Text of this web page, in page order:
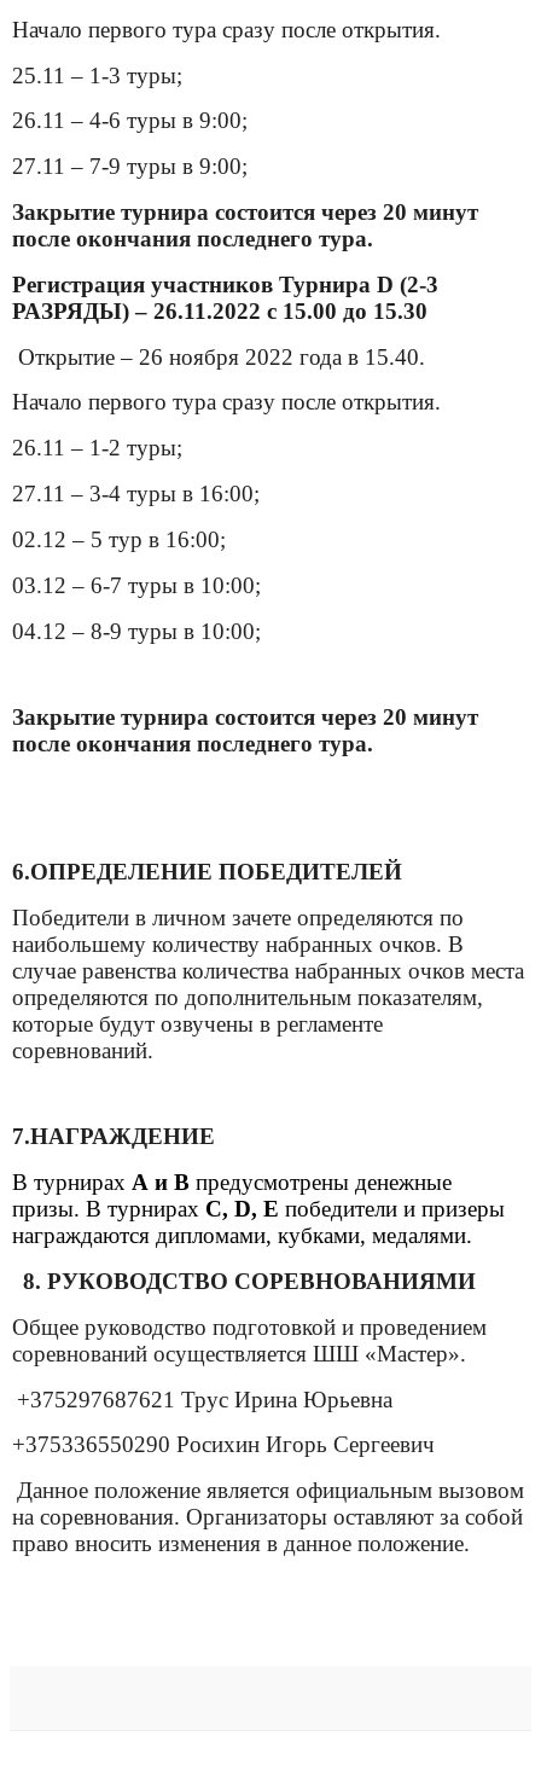
Начало первого тура сразу после открытия.
25.11 – 1-3 туры;
26.11 – 4-6 туры в 9:00;
27.11 – 7-9 туры в 9:00;
Закрытие турнира состоится через 20 минут
после окончания последнего тура.
Регистрация участников Турнира D (2-3
РАЗРЯДЫ) – 26.11.2022 с 15.00 до 15.30
Открытие – 26 ноября 2022 года в 15.40.
Начало первого тура сразу после открытия.
26.11 – 1-2 туры;
27.11 – 3-4 туры в 16:00;
02.12 – 5 тур в 16:00;
03.12 – 6-7 туры в 10:00;
04.12 – 8-9 туры в 10:00;
Закрытие турнира состоится через 20 минут
после окончания последнего тура.
6.ОПРЕДЕЛЕНИЕ ПОБЕДИТЕЛЕЙ
Победители в личном зачете определяются по
наибольшему количеству набранных очков. В
случае равенства количества набранных очков места
определяются по дополнительным показателям,
которые будут озвучены в регламенте
соревнований.
7.НАГРАЖДЕНИЕ
В турнирах A и В предусмотрены денежные
призы. В турнирах C, D, Е победители и призеры
награждаются дипломами, кубками, медалями.
8. РУКОВОДСТВО СОРЕВНОВАНИЯМИ
Общее руководство подготовкой и проведением
соревнований осуществляется ШШ «Мастер».
+375297687621 Трус Ирина Юрьевна
+375336550290 Росихин Игорь Сергеевич
Данное положение является официальным вызовом
на соревнования. Организаторы оставляют за собой
право вносить изменения в данное положение.